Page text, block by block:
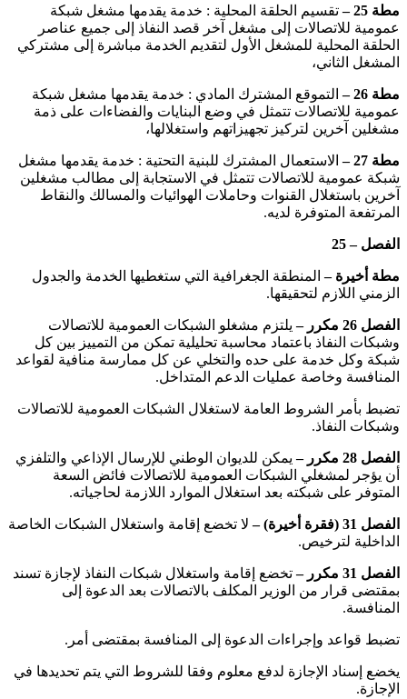
مطة 25 –
تقسيم الحلقة المحلية : خدمة يقدمها مشغل شبكة
عمومية للاتصالات إلى مشغل آخر قصد النفاذ إلى جميع عناصر
الحلقة المحلية للمشغل الأول لتقديم الخدمة مباشرة إلى مشتركي
المشغل الثاني،
مطة 26 –
التموقع المشترك المادي : خدمة يقدمها مشغل شبكة
عمومية للاتصالات تتمثل في وضع البنايات والفضاءات على ذمة
مشغلين آخرين لتركيز تجهيزاتهم واستغلالها،
مطة 27 –
الاستعمال المشترك للبنية التحتية : خدمة يقدمها مشغل
شبكة عمومية للاتصالات تتمثل في الاستجابة إلى مطالب مشغلين
آخرين باستغلال القنوات وحاملات الهوائيات والمسالك والنقاط
المرتفعة المتوفرة لديه.
الفصل – 25
مطة أخيرة –المنطقة الجغرافية التي ستغطيها الخدمة والجدول
الزمني اللازم لتحقيقها.
الفصل 26 مكرر –
يلتزم مشغلو الشبكات العمومية للاتصالات
وشبكات النفاذ باعتماد محاسبة تحليلية تمكن من التمييز بين كل
شبكة وكل خدمة على حده والتخلي عن كل ممارسة منافية لقواعد
المنافسة وخاصة عمليات الدعم المتداخل.
تضبط بأمر الشروط العامة لاستغلال الشبكات العمومية للاتصالات
وشبكات النفاذ.
الفصل 28 مكرر –
يمكن للديوان الوطني للإرسال الإذاعي والتلفزي
أن يؤجر لمشغلي الشبكات العمومية للاتصالات فائض السعة
المتوفر على شبكته بعد استغلال الموارد اللازمة لحاجياته.
الفصل 31 (فقرة أخيرة) –
لا تخضع إقامة واستغلال الشبكات الخاصة
الداخلية لترخيص.
الفصل 31 مكرر –
تخضع إقامة واستغلال شبكات النفاذ لإجازة تسند
بمقتضى قرار من الوزير المكلف بالاتصالات بعد الدعوة إلى
المنافسة.
تضبط قواعد وإجراءات الدعوة إلى المنافسة بمقتضى أمر.
يخضع إسناد الإجازة لدفع معلوم وفقا للشروط التي يتم تحديدها في
الإجازة.